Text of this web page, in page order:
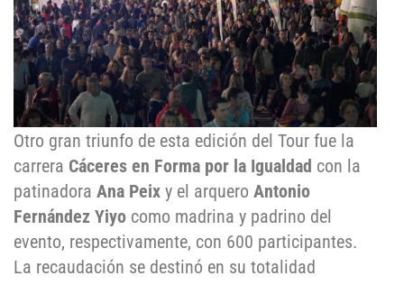
Otro gran triunfo de esta edición del Tour fue la
carrera Cáceres en Forma por la Igualdad con la
patinadora Ana Peix y el arquero Antonio
Fernández Yiyo como madrina y padrino del
evento, respectivamente, con 600 participantes.
La recaudación se destinó en su totalidad